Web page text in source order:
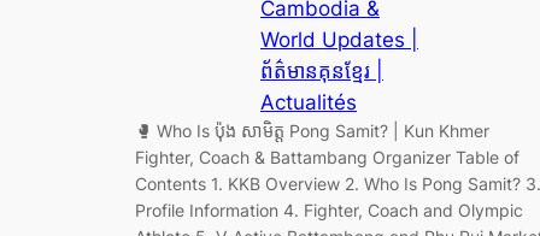
Cambodia &
World Updates |
ព័ត៌មានគុនខ្មែរ |
Actualités
🥊 Who Is ប៉ុង សាមិត្ត Pong Samit? | Kun Khmer
Fighter, Coach & Battambang Organizer Table of
Contents 1. KKB Overview 2. Who Is Pong Samit? 3.
Profile Information 4. Fighter, Coach and Olympic